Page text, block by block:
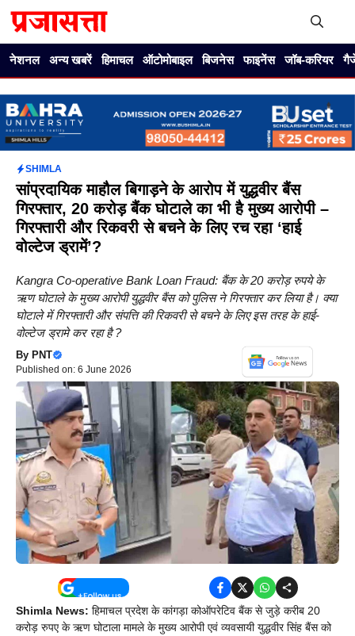
नेशनल अन्य खबरें हिमाचल ऑटोमोबाइल बिजनेस फाइनेंस जॉब-करियर
SHIMLA
सांप्रदायिक माहौल बिगाड़ने के आरोप में युद्धवीर बैंस
गिरफ्तार, 20 करोड़ बैंक घोटाले का भी है मुख्य आरोपी –
गिरफ्तारी और रिकवरी से बचने के लिए रच रहा ‘हाई
वोल्टेज ड्रामें’?
Kangra Co-operative Bank Loan Fraud: बैंक के 20 करोड़ रुपये के
ऋण घोटाले के मुख्य आरोपी युद्धवीर बैंस को पुलिस ने गिरफ्तार कर लिया है। क्या
घोटाले में गिरफ्तारी और संपत्ति की रिकवरी से बचने के लिए इस तरह के हाई-
वोल्टेज ड्रामे कर रहा है ?
By PNT
Published on: 6 June 2026
Shimla News: हिमाचल प्रदेश के कांगड़ा कोऑपरेटिव बैंक से जुड़े करीब 20
करोड़ रुपए के ऋण घोटाला मामले के मुख्य आरोपी एवं व्यवसायी युद्धवीर सिंह बैंस को